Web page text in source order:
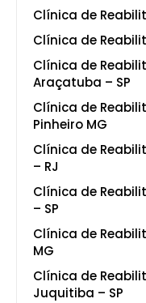
Clínica de
Clínica de
Clínica de
Araçatuba – SP
Clínica de
Pinheiro MG
Clínica de
– RJ
Clínica de
– SP
Clínica de
MG
Clínica de
Juquitiba – SP